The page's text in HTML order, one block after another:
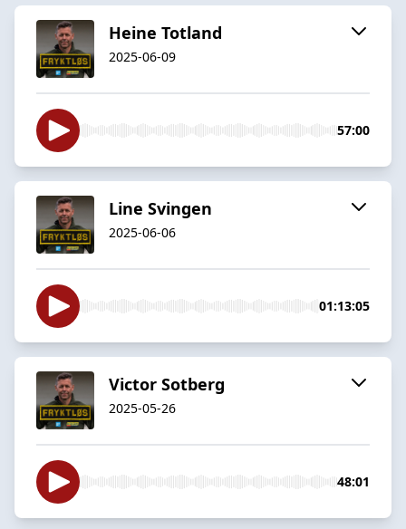
Heine Totland
2025-06-09
57:00
Line Svingen
2025-06-06
01:13:05
Victor Sotberg
2025-05-26
48:01